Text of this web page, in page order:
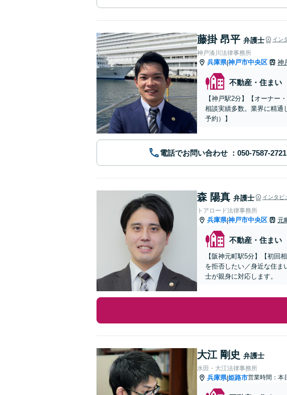
藤掛 昂平 弁護士 イン
神戸湊川法律事務所
兵庫県|神戸市中央区 神
不動産・住まい
【神戸駅2分】【オーナー
相談実績多数。業界に精通
予約）】
電話でお問い合わせ
森 陽真 弁護士 インタビ
トアロード法律事務所
兵庫県|神戸市中央区 元
不動産・住まい
【阪神元町駅5分】【初回
を拒否したい／身近な住ま
士が親身に対応します。
大江 剛史 弁護士
水田・大江法律事務所
兵庫県|姫路市営業時間：本